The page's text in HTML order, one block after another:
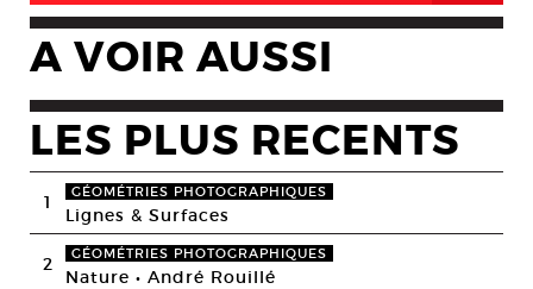
A VOIR AUSSI
LES PLUS RECENTS
1 GÉOMÉTRIES PHOTOGRAPHIQUES
Lignes & Surfaces
2 GÉOMÉTRIES PHOTOGRAPHIQUES
Nature • André Rouillé